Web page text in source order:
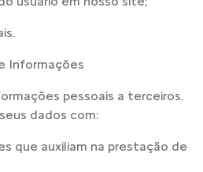
Informações
pessoais a terceiros.
dados com:
que auxiliam na prestação de